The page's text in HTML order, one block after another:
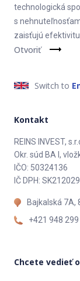
REINS
technologická
s
zaisťujú
Otvoriť
Switch to
Kontakt
REINS INVEST,
Okr. súd BA I,
IČO: 50324136
IČ DPH:
Bajkalská 7A,
+421 948
Chcete vedieť